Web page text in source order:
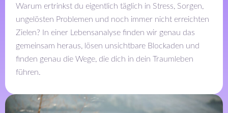
Warum ertrinkst du eigentlich täglich in Stress, Sorgen,
ungelösten Problemen und noch immer nicht erreichten
Zielen? In einer Lebensanalyse finden wir genau das
gemeinsam heraus, lösen unsichtbare Blockaden und
finden genau die Wege, die dich in dein Traumleben
führen.